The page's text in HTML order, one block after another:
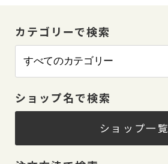
カテゴリーで検索
ショップ名で検索
ショップ一覧